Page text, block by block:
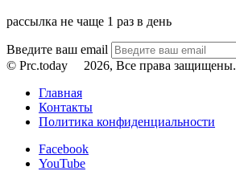
рассылка не чаще 1 раз в день
Введите ваш email
© Prc.today
2026, Все права защищены.
Главная
Контакты
Политика конфиденциальности
Facebook
YouTube